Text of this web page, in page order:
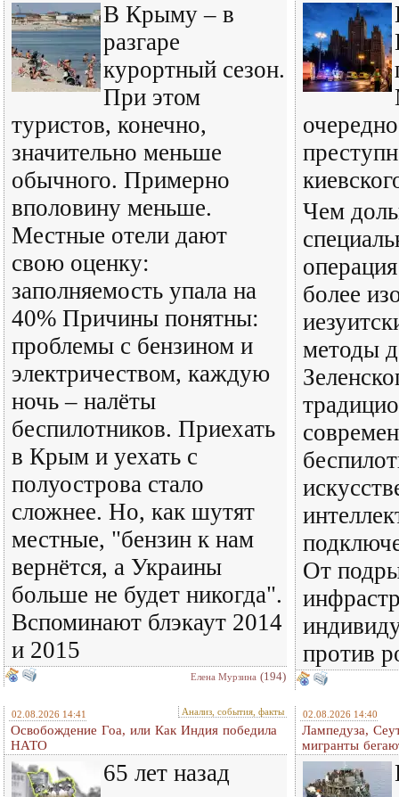
В Крыму – в
разгаре
курортный сезон.
При этом
туристов, конечно,
значительно меньше
обычного. Примерно
вполовину меньше.
Местные отели дают
свою оценку:
заполняемость упала на
40% Причины понятны:
проблемы с бензином и
электричеством, каждую
ночь – налёты
беспилотников. Приехать
в Крым и уехать с
полуострова стало
сложнее. Но, как шутят
местные, "бензин к нам
вернётся, а Украины
больше не будет никогда".
Вспоминают блэкаут 2014
и 2015
Елена Мурзина (194)
Чем
более
методы
От
против
02.08.2026 14:41 Анализ, события, факты
Освобождение Гоа, или Как Индия победила
НАТО
65 лет назад
02.08.2026 14:40
Лампедуза,
мигранты